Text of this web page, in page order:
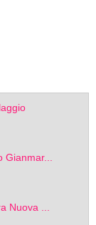
Nuova ...